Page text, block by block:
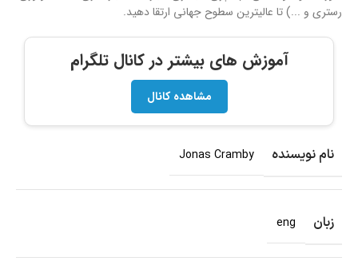
رستری و ...) تا عالیترین سطوح جهانی ارتقا دهید.
آموزش های بیشتر در کانال تلگرام
مشاهده کانال
نام نویسنده Jonas Cramby
زبان eng